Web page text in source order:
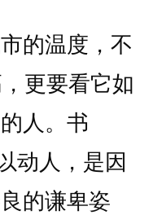
的温度，不
更要看它如
人。书
动人，是因
的谦卑姿